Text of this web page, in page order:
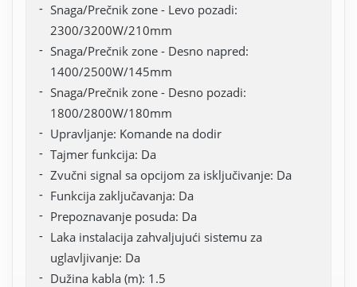
Snaga/Prečnik zone - Levo pozadi:
2300/3200W/210mm
Snaga/Prečnik zone - Desno napred:
1400/2500W/145mm
Snaga/Prečnik zone - Desno pozadi:
1800/2800W/180mm
Upravljanje: Komande na dodir
Tajmer funkcija: Da
Zvučni signal sa opcijom za isključivanje: Da
Funkcija zaključavanja: Da
Prepoznavanje posuda: Da
Laka instalacija zahvaljujući sistemu za
uglavljivanje: Da
Dužina kabla (m): 1.5